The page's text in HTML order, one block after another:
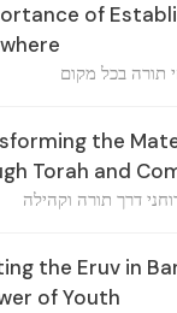
of
תורה בכל מקום
the
Torah and
דרך תורה וקהילה
the Eruv in
of Youth